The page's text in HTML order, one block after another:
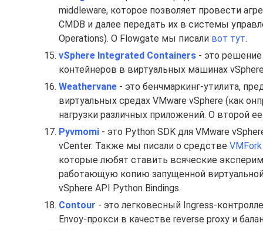
middleware, которое позволяет провести
CMDB и далее передать их в системы
Operations). О Flowgate мы писали вот тут.
vSphere Integrated Containers - это
контейнеров в виртуальных машинах
Weathervane - это бенчмаркинг-утилита,
виртуальных средах VMware vSphere (как
нагрузки различных приложений. О второй
Pyvmomi - это Python SDK для VMware
vCenter. Также мы писали о средстве
которые любят ставить всяческие
работающую копию запущенной
vSphere API Python Bindings.
Contour - это легковесный Ingress-
Envoy-прокси в качестве reverse proxy и